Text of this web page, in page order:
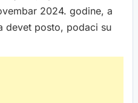
2024. godine, a
devet posto, podaci su